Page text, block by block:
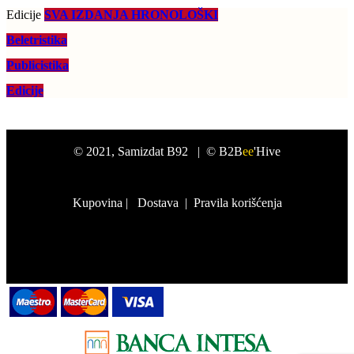
Edicije SVA IZDANJA HRONOLOŠKI
Beletristika
Publicistika
Edicije
© 2021 , Samizdat B92 | © B2Bee'Hive
Kupovina | Dostava | Pravila korišćenja